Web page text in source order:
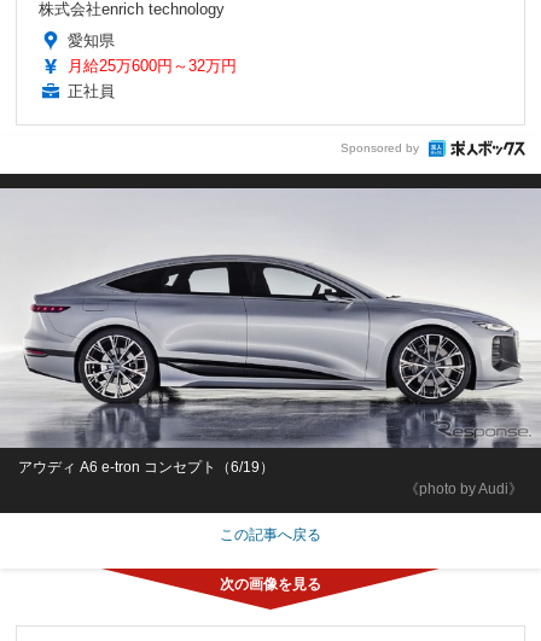
株式会社enrich technology
愛知県
月給25万600円～32万円
正社員
Sponsored by
《photo by Audi》
アウディ A6 e-tron コンセプト（6/19）
この記事へ戻る